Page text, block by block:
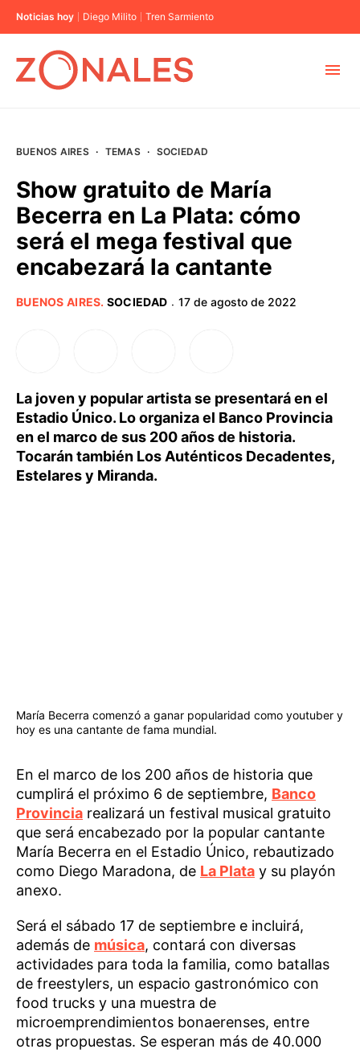
Noticias hoy Diego Milito Tren Sarmiento
BUENOS AIRES
PROVINCIAS
BUENOS AIRES · TEMAS · SOCIEDAD
Show gratuito de María
Becerra en La Plata: cómo
será el mega festival que
encabezará la cantante
BUENOS AIRES. SOCIEDAD · 17 de agosto de 2022
La joven y popular artista se presentará en el
Estadio Único. Lo organiza el Banco Provincia
en el marco de sus 200 años de historia.
Tocarán también Los Auténticos Decadentes,
Estelares y Miranda.
María Becerra comenzó a ganar popularidad como youtuber y
hoy es una cantante de fama mundial.
En el marco de los 200 años de historia que
cumplirá el próximo 6 de septiembre, Banco
Provincia realizará un festival musical gratuito
que será encabezado por la popular cantante
María Becerra en el Estadio Único, rebautizado
como Diego Maradona, de La Plata y su playón
anexo.
Será el sábado 17 de septiembre e incluirá,
además de música, contará con diversas
actividades para toda la familia, como batallas
de freestylers, un espacio gastronómico con
food trucks y una muestra de
microemprendimientos bonaerenses, entre
otras propuestas. Se esperan más de 40.000